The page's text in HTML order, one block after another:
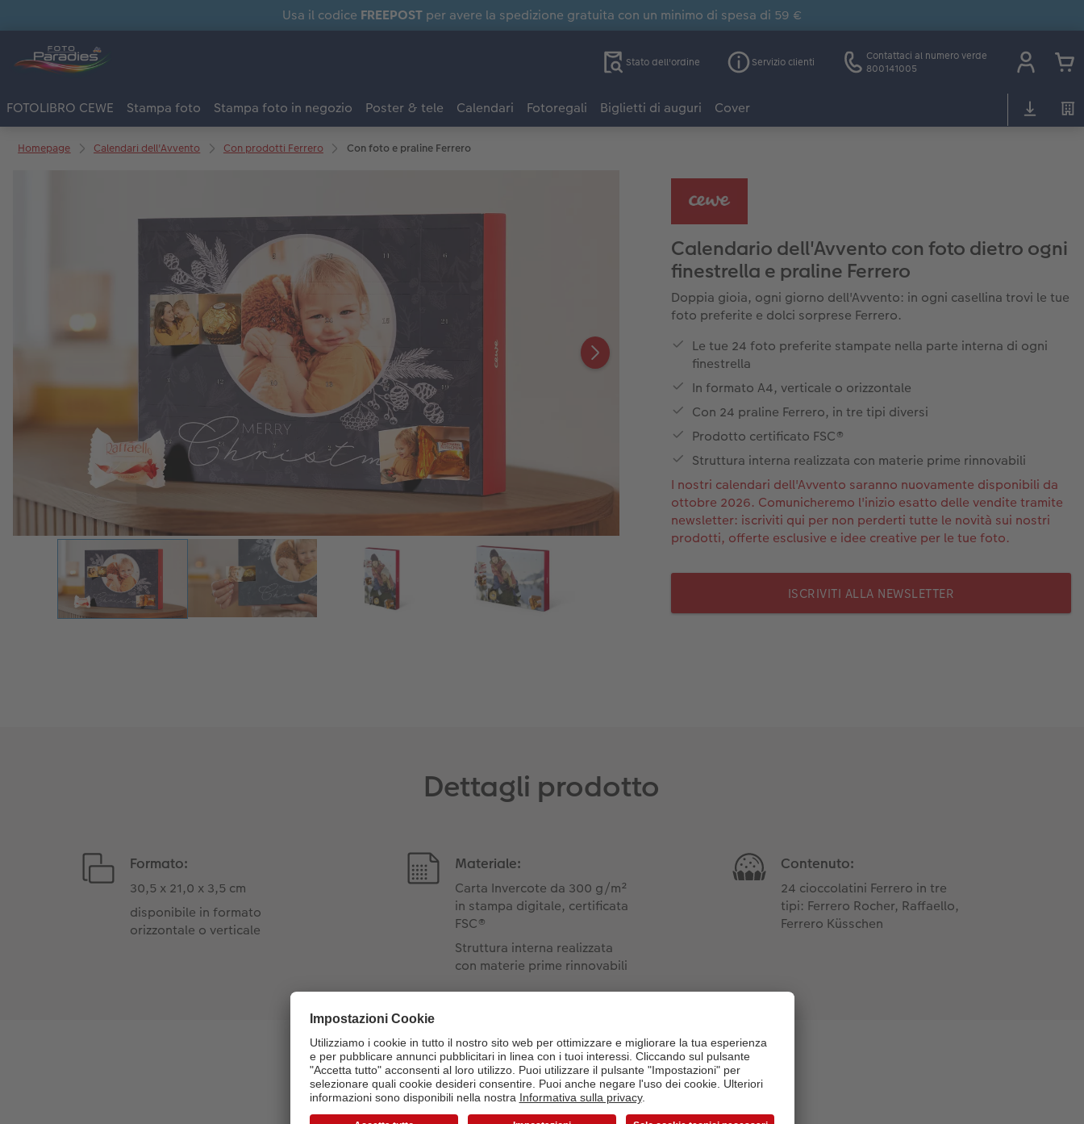
Usa il codice FREEPOST per avere la spedizione gratuita con un minimo di spesa di 59 €
Stato dell'ordine Servizio clienti
Contattaci al numero verde
800141005
FOTOLIBRO CEWE Stampa foto Stampa foto in negozio Poster & tele Calendari Fotoregali Biglietti di auguri Cover
Homepage Calendari dell'Avvento Con prodotti Ferrero Con foto e praline Ferrero
Calendario dell'Avvento con foto dietro ogni
finestrella e praline Ferrero
Doppia gioia, ogni giorno dell'Avvento: in ogni casellina trovi le tue
foto preferite e dolci sorprese Ferrero.
Le tue 24 foto preferite stampate nella parte interna di ogni
finestrella
In formato A4, verticale o orizzontale
Con 24 praline Ferrero, in tre tipi diversi
Prodotto certificato FSC®
Struttura interna realizzata con materie prime rinnovabili
I nostri calendari dell'Avvento saranno nuovamente disponibili da
ottobre 2026. Comunicheremo l'inizio esatto delle vendite tramite
newsletter: iscriviti qui per non perderti tutte le novità sui nostri
prodotti, offerte esclusive e idee creative per le tue foto.
ISCRIVITI ALLA NEWSLETTER
Dettagli prodotto
Formato:
30,5 x 21,0 x 3,5 cm
disponibile in formato
orizzontale o verticale
Materiale:
Carta Invercote da 300 g/m²
in stampa digitale, certificata
FSC®
Struttura interna realizzata
con materie prime rinnovabili
Contenuto:
24 cioccolatini Ferrero in tre
tipi: Ferrero Rocher, Raffaello,
Ferrero Küsschen
Ingredienti dei prodotti Ferrero